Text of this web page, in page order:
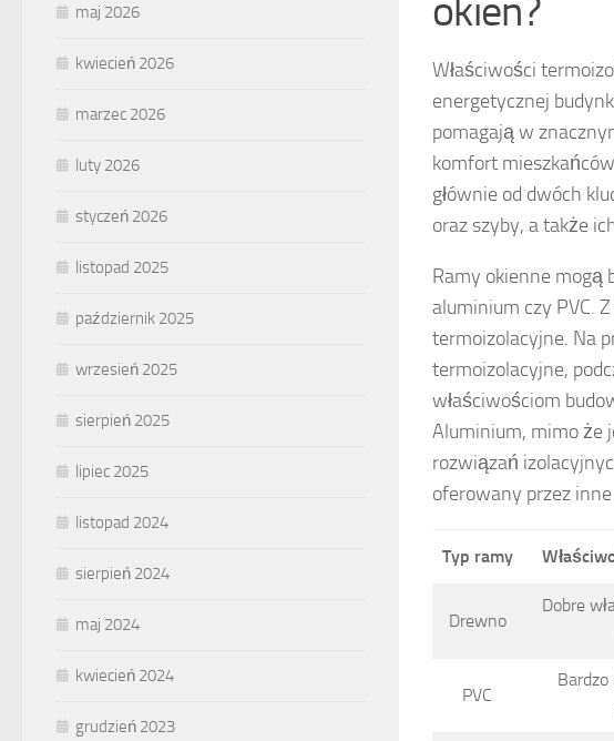
okien?
Właściwości
energetycznej
pomagają w
komfort
głównie od dwóch
oraz szyby, a także
Ramy okienne mogą
aluminium czy PVC.
termoizolacyjne. Na
termoizolacyjne,
właściwościom
Aluminium, mimo że
rozwiązań
oferowany przez inne
Typ ramy
Drewno
Dobre
PVC
Bardzo
maj 2026
kwiecień 2026
marzec 2026
luty 2026
styczeń 2026
listopad 2025
październik 2025
wrzesień 2025
sierpień 2025
lipiec 2025
listopad 2024
sierpień 2024
maj 2024
kwiecień 2024
grudzień 2023